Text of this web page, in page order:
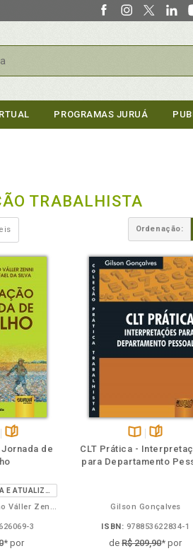
PROGRAMAS JURUÁ
TRABALHISTA
Ordenação:
páginas de
Alessandro Severino Váller Zenni e Marcia Cristina Rafael da Silva
3
* por
Disponível
na
páginas
CLT Prática -
para Departamento
Gilson Gonçalves
ISBN: 978853622834-1
deR$ 209,90* por